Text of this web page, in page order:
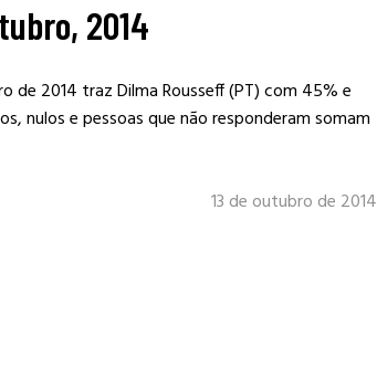
2014
de 2014 traz Dilma Rousseff (PT) com 45% e
nulos e pessoas que não responderam somam
13 de outubro de 2014